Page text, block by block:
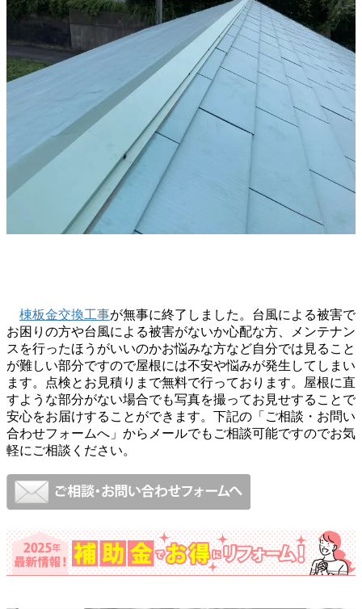
棟板金交換工事が無事に終了しました。台風による被害で
お困りの方や台風による被害がないか心配な方、メンテナン
スを行ったほうがいいのかお悩みな方など自分では見ること
が難しい部分ですので屋根には不安や悩みが発生してしまい
ます。点検とお見積りまで無料で行っております。屋根に直
すような部分がない場合でも写真を撮ってお見せすることで
安心をお届けすることができます。下記の「ご相談・お問い
合わせフォームへ」からメールでもご相談可能ですのでお気
軽にご相談ください。